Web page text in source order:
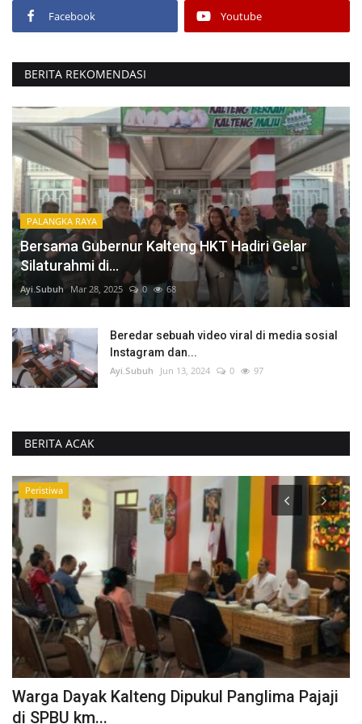
Facebook Youtube
BERITA REKOMENDASI
PALANGKA RAYA
Bersama Gubernur Kalteng HKT Hadiri Gelar
Silaturahmi di...
Ayi.Subuh Mar 28, 2025 0 68
Beredar sebuah video viral di media sosial
Instagram dan...
Ayi.Subuh Jun 13, 2024 0 97
BERITA ACAK
Peristiwa
Warga Dayak Kalteng Dipukul Panglima Pajaji
di SPBU km...